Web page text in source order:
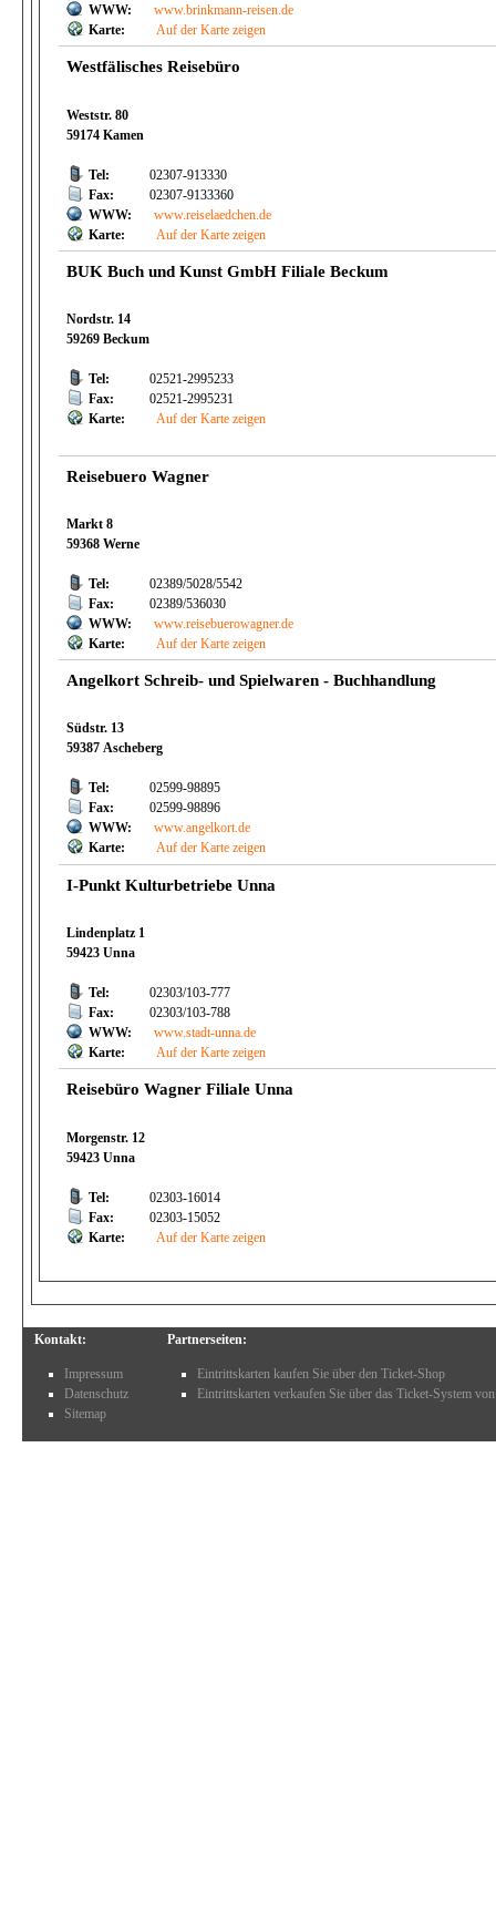
WWW:
www.brinkmann-reisen.de
Karte:
Auf der Karte zeigen
Westfälisches Reisebüro
Weststr. 80
59174 Kamen
Tel:
02307-913330
Fax:
02307-9133360
WWW:
www.reiselaedchen.de
Karte:
Auf der Karte zeigen
BUK Buch und Kunst GmbH Filiale Beckum
Nordstr. 14
59269 Beckum
Tel:
02521-2995233
Fax:
02521-2995231
Karte:
Auf der Karte zeigen
Reisebuero Wagner
Markt 8
59368 Werne
Tel:
02389/5028/5542
Fax:
02389/536030
WWW:
www.reisebuerowagner.de
Karte:
Auf der Karte zeigen
Angelkort Schreib- und Spielwaren - Buchhandlung
Südstr. 13
59387 Ascheberg
Tel:
02599-98895
Fax:
02599-98896
WWW:
www.angelkort.de
Karte:
Auf der Karte zeigen
I-Punkt Kulturbetriebe Unna
Lindenplatz 1
59423 Unna
Tel:
02303/103-777
Fax:
02303/103-788
WWW:
www.stadt-unna.de
Karte:
Auf der Karte zeigen
Reisebüro Wagner Filiale Unna
Morgenstr. 12
59423 Unna
Tel:
02303-16014
Fax:
02303-15052
Karte:
Auf der Karte zeigen
Kontakt:
Impressum
Datenschutz
Sitemap
Partnerseiten:
Eintrittskarten kaufen Sie über den Ticket-Shop
Eintrittskarten verkaufen Sie über das Ticket-System